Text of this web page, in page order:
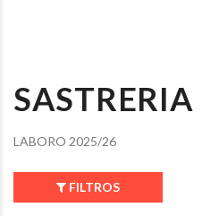
SASTRERIA
LABORO 2025/26
FILTROS